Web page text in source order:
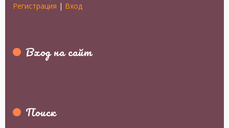
Регистрация | Вход
Вход на сайт
Поиск